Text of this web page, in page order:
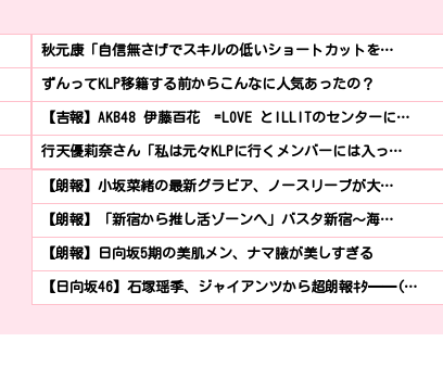
秋元康「自信無さげでスキルの低いショートカットを…
ずんってKLP移籍する前からこんなに人気あったの？
【吉報】AKB48 伊藤百花 =LOVE とILLITのセンターに…
行天優莉奈さん「私は元々KLPに行くメンバーには入っ…
【朗報】小坂菜緒の最新グラビア、ノースリーブが大…
【朗報】「新宿から推し活ゾーンへ」バスタ新宿～海…
【朗報】日向坂5期の美肌メン、ナマ腋が美しすぎる
【日向坂46】石塚瑶季、ジャイアンツから超朗報ｷﾀ━━(…